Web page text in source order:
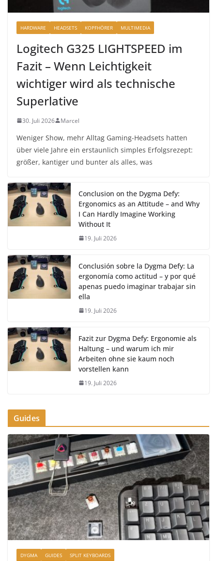
HARDWARE HEADSETS KOPFHÖRER MULTIMEDIA
Logitech G325 LIGHTSPEED im
Fazit – Wenn Leichtigkeit
wichtiger wird als technische
Superlative
30. Juli 2026 Marcel
Weniger Show, mehr Alltag Gaming-Headsets hatten
über viele Jahre ein erstaunlich simples Erfolgsrezept:
größer, kantiger und bunter als alles, was
Conclusion on the Dygma Defy:
Ergonomics as an Attitude – and Why
I Can Hardly Imagine Working
Without It
19. Juli 2026
Conclusión sobre la Dygma Defy: La
ergonomía como actitud – y por qué
apenas puedo imaginar trabajar sin
ella
19. Juli 2026
Fazit zur Dygma Defy: Ergonomie als
Haltung – und warum ich mir
Arbeiten ohne sie kaum noch
vorstellen kann
19. Juli 2026
Guides
DYGMA GUIDES SPLIT KEYBOARDS